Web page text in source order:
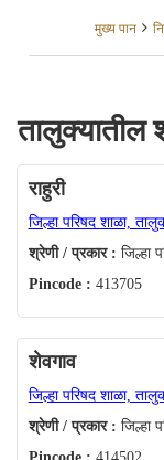
मुख्य पान
तालुक्यातील
राहुरी
जिल्हा परिषद शाळा,
श्रेणी / प्रकार : जिल्हा
Pincode : 413705
शेवगाव
जिल्हा परिषद शाळा,
श्रेणी / प्रकार : जिल्हा